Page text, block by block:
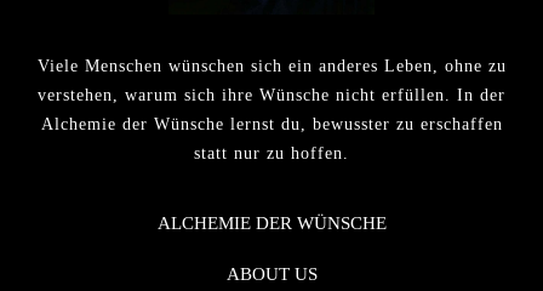
Viele Menschen wünschen sich ein anderes Leben, ohne zu
verstehen, warum sich ihre Wünsche nicht erfüllen. In der
Alchemie der Wünsche lernst du, bewusster zu erschaffen
statt nur zu hoffen.
ALCHEMIE DER WÜNSCHE
ABOUT US